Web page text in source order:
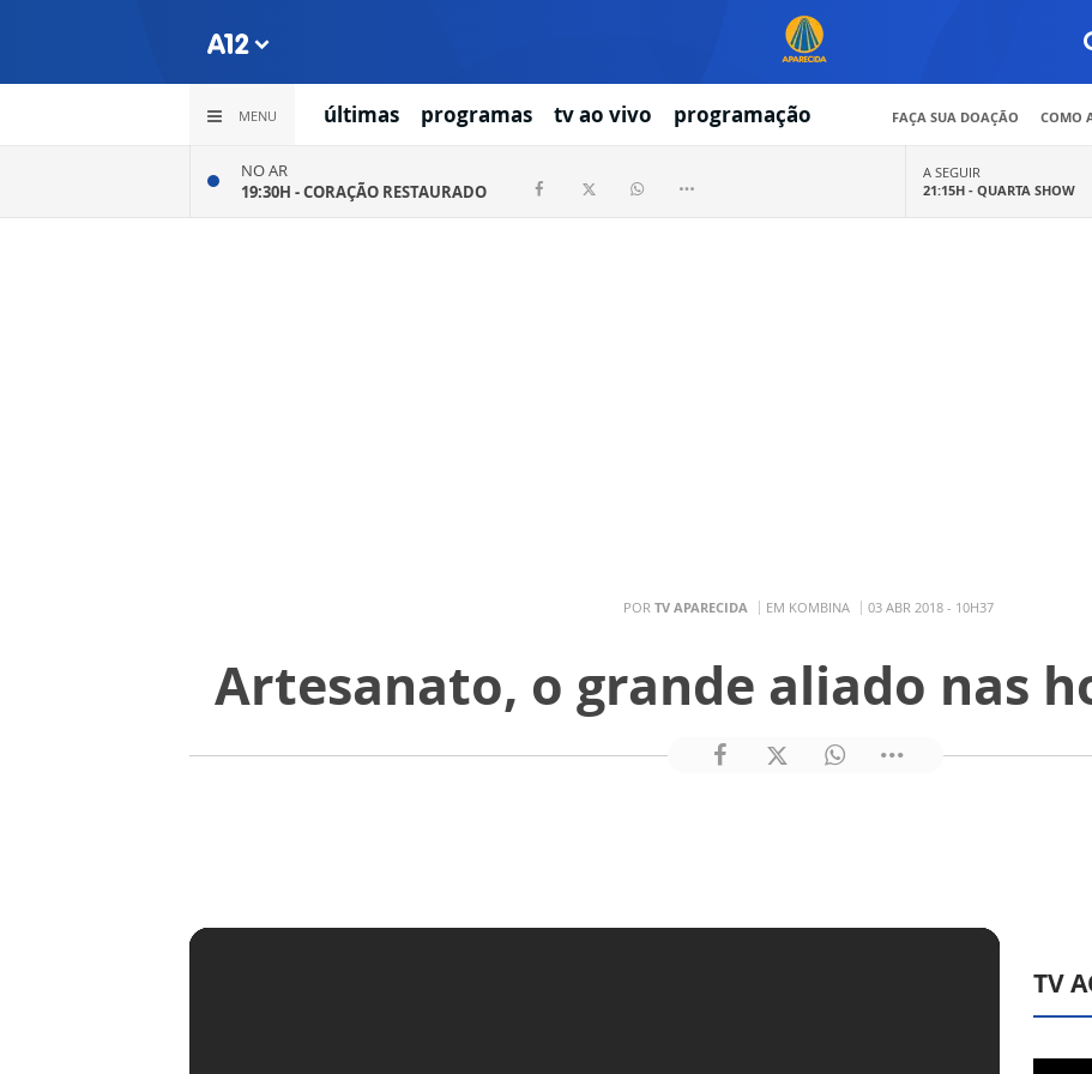
MENU últimas programas tv ao vivo programação FAÇA SUA DOAÇÃO COMO
NO AR
19:30H -CORAÇÃO RESTAURADO
A SEGUIR
21:15H - QUARTA SHOW
POR TV APARECIDA EM KOMBINA 03 ABR 2018 - 10H37
Artesanato, o grande aliado nas
TV